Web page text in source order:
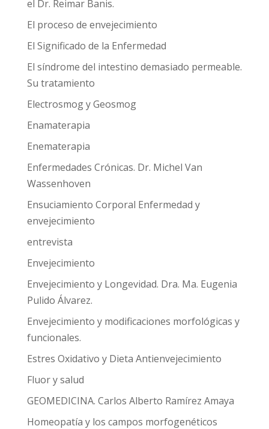
el Dr. Reimar Banis.
El proceso de envejecimiento
El Significado de la Enfermedad
El síndrome del intestino demasiado permeable.
Su tratamiento
Electrosmog y Geosmog
Enamaterapia
Enematerapia
Enfermedades Crónicas. Dr. Michel Van
Wassenhoven
Ensuciamiento Corporal Enfermedad y
envejecimiento
entrevista
Envejecimiento
Envejecimiento y Longevidad. Dra. Ma. Eugenia
Pulido Álvarez.
Envejecimiento y modificaciones morfológicas y
funcionales.
Estres Oxidativo y Dieta Antienvejecimiento
Fluor y salud
GEOMEDICINA. Carlos Alberto Ramírez Amaya
Homeopatía y los campos morfogenéticos